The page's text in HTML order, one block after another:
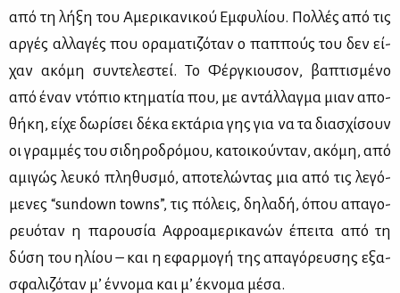
από τη λή­ξη του Αμε­ρι­κα­νι­κού Εμ­φυ­λί­ου. Πολ­λές από τις
αρ­γές αλ­λα­γές που ορα­μα­τι­ζό­ταν ο παπ­πούς του δεν εί­
χαν ακό­μη συ­ντε­λε­στεί. Το Φέρ­γκιου­σον, βα­πτι­σμέ­νο
από έναν ντό­πιο κτη­μα­τία που, με αντάλ­λαγ­μα μιαν απο­
θή­κη, εί­χε δω­ρί­σει δέ­κα εκτά­ρια γης για να τα δια­σχί­σουν
οι γραμ­μές του σι­δη­ρο­δρό­μου, κα­τοι­κού­νταν, ακό­μη, από
αμι­γώς λευ­κό πλη­θυ­σμό, απο­τε­λώ­ντας μια από τις λε­γό­
με­νες “sundown towns”, τις πό­λεις, δη­λα­δή, όπου απα­γο­
ρευό­ταν η πα­ρου­σία Αφρο­α­με­ρι­κα­νών έπει­τα από τη
δύ­ση του ηλί­ου – και η εφαρ­μο­γή της απα­γό­ρευ­σης εξα­
σφα­λι­ζό­ταν μ’ έν­νο­μα και μ’ έκνο­μα μέ­σα.